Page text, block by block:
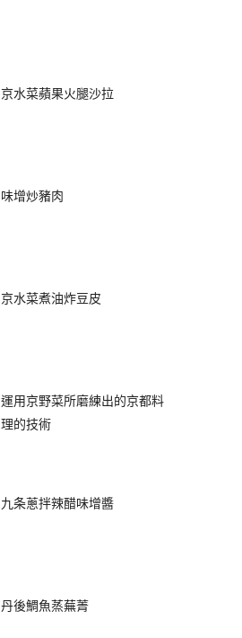
京水菜蘋果火腿沙拉
味增炒豬肉
京水菜煮油炸豆皮
運用京野菜所磨練出的京都料
理的技術
九条蔥拌辣醋味增醬
丹後鯛魚蒸蕪菁